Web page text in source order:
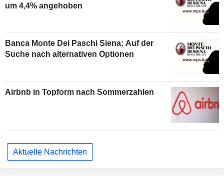
um 4,4% angehoben
Banca Monte Dei Paschi Siena: Auf der
Suche nach alternativen Optionen
Airbnb in Topform nach Sommerzahlen
Aktuelle Nachrichten